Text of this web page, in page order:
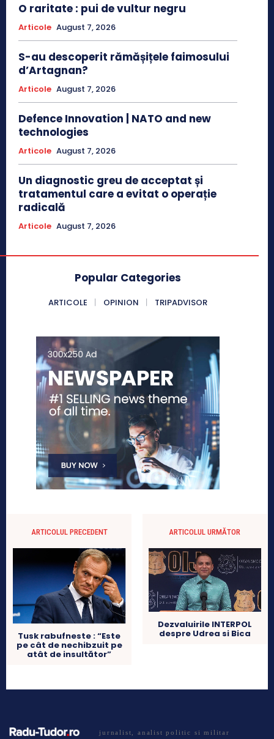
O raritate : pui de vultur negru
Articole August 7, 2026
S-au descoperit rămășițele faimosului
d’Artagnan?
Articole August 7, 2026
Defence Innovation | NATO and new
technologies
Articole August 7, 2026
Un diagnostic greu de acceptat și
tratamentul care a evitat o operație
radicală
Articole August 7, 2026
Popular Categories
ARTICOLE OPINION TRIPADVISOR
ARTICOLUL PRECEDENT
Tusk rabufneste : “Este
pe cât de nechibzuit pe
atât de insultător”
ARTICOLUL URMĂTOR
Dezvaluirile INTERPOL
despre Udrea si Bica
jurnalist, analist politic si militar